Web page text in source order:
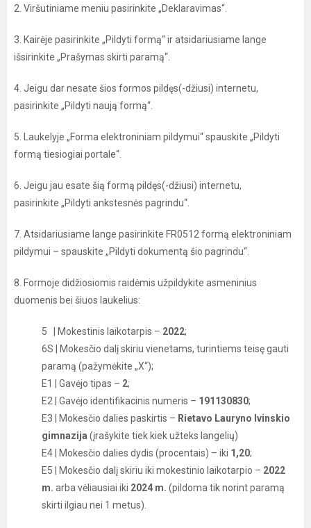
2. Viršutiniame meniu pasirinkite „Deklaravimas“.
3. Kairėje pasirinkite „Pildyti formą“ ir atsidariusiame lange
išsirinkite „Prašymas skirti paramą“.
4. Jeigu dar nesate šios formos pildęs(-džiusi) internetu,
pasirinkite „Pildyti naują formą“.
5. Laukelyje „Forma elektroniniam pildymui“ spauskite „Pildyti
formą tiesiogiai portale“.
6. Jeigu jau esate šią formą pildęs(-džiusi) internetu,
pasirinkite „Pildyti ankstesnės pagrindu“.
7. Atsidariusiame lange pasirinkite FR0512 formą elektroniniam
pildymui – spauskite „Pildyti dokumentą šio pagrindu“.
8. Formoje didžiosiomis raidėmis užpildykite asmeninius
duomenis bei šiuos laukelius:
5 | Mokestinis laikotarpis – 2022;
6S | Mokesčio dalį skiriu vienetams, turintiems teisę gauti
paramą (pažymėkite „X“);
E1 | Gavėjo tipas – 2;
E2 | Gavėjo identifikacinis numeris – 191130830;
E3 | Mokesčio dalies paskirtis – Rietavo Lauryno Ivinskio
gimnazija (įrašykite tiek kiek užteks langelių)
E4 | Mokesčio dalies dydis (procentais) – iki 1,20;
E5 | Mokesčio dalį skiriu iki mokestinio laikotarpio – 2022
m. arba vėliausiai iki 2024 m. (pildoma tik norint paramą
skirti ilgiau nei 1 metus).